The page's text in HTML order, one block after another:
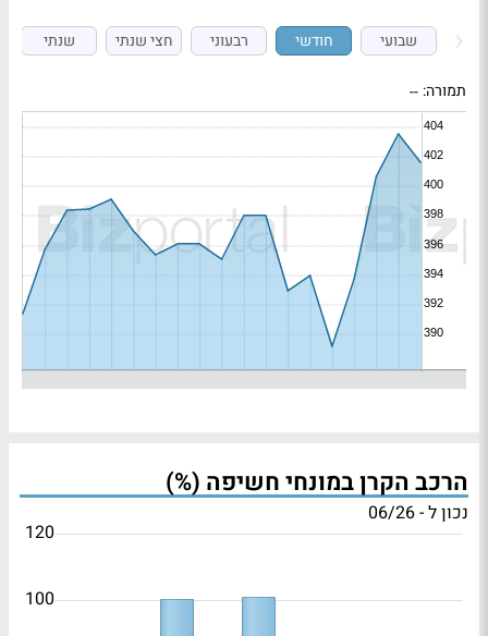
שבועי חודשי רבעוני חצי שנתי שנתי
תמורה: --
הרכב הקרן במונחי חשיפה (%)
נכון ל - 06/26
100
120